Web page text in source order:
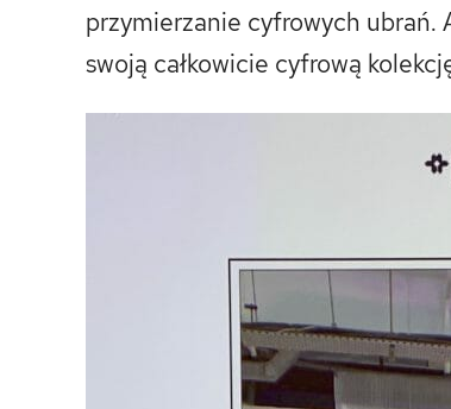
przymierzanie cyfrowych ubrań.
swoją całkowicie cyfrową